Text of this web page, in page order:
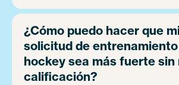
¿Cómo puedo hacer que
solicitud de
hockey sea más fuerte sin
calificación?